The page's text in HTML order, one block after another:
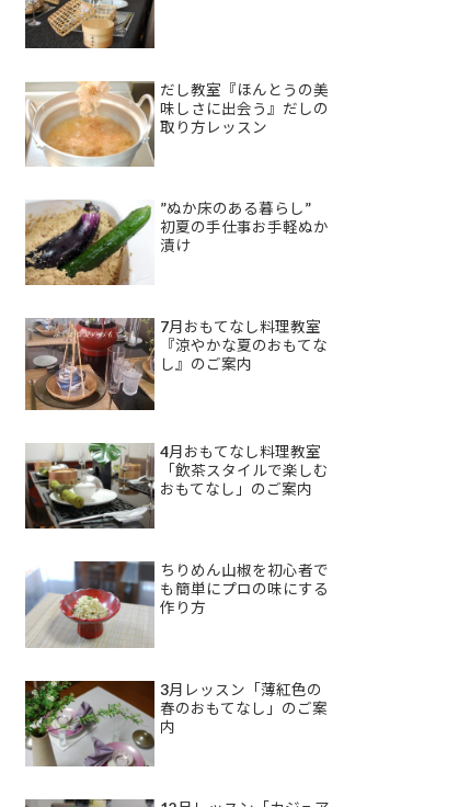
だし教室『ほんとうの美
味しさに出会う』だしの
取り方レッスン
”ぬか床のある暮らし”
初夏の手仕事お手軽ぬか
漬け
7月おもてなし料理教室
『涼やかな夏のおもてな
し』のご案内
4月おもてなし料理教室
「飲茶スタイルで楽しむ
おもてなし」のご案内
ちりめん山椒を初心者で
も簡単にプロの味にする
作り方
3月レッスン「薄紅色の
春のおもてなし」のご案
内